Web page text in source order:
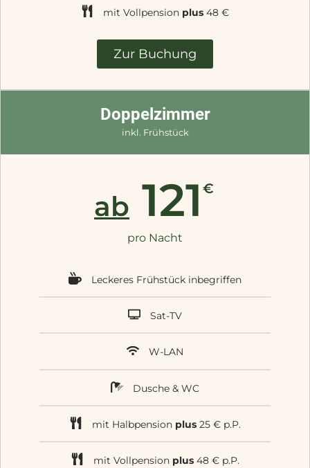
mit Vollpension plus 48 €
Zur Buchung
Doppelzimmer
inkl. Frühstück
ab 121 €
pro Nacht
Leckeres Frühstück inbegriffen
Sat-TV
W-LAN
Dusche & WC
mit Halbpension plus25 € p.P.
mit Vollpension plus48 € p.P.